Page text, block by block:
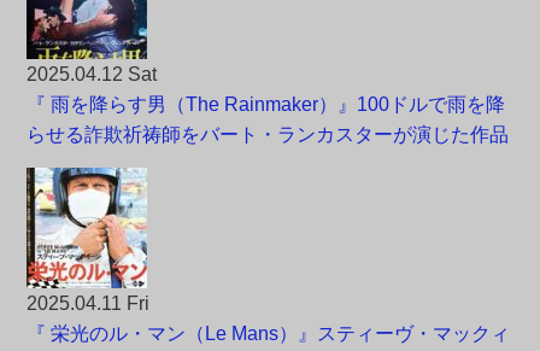
2025.04.12 Sat
『 雨を降らす男（The Rainmaker）』100ドルで雨を降
らせる詐欺祈祷師をバート・ランカスターが演じた作品
2025.04.11 Fri
『 栄光のル・マン（Le Mans）』スティーヴ・マックィ